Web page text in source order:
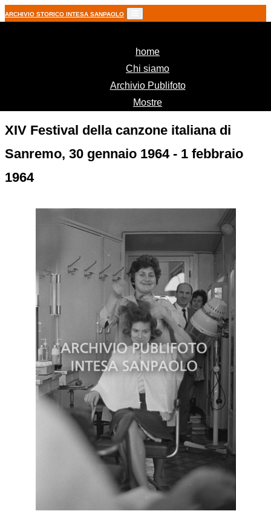
ARCHIVIO STORICO INTESA SANPAOLO
home(current)
Chi siamo
Archivio Publifoto
Mostre
XIV Festival della canzone italiana di
Sanremo, 30 gennaio 1964 - 1 febbraio
1964